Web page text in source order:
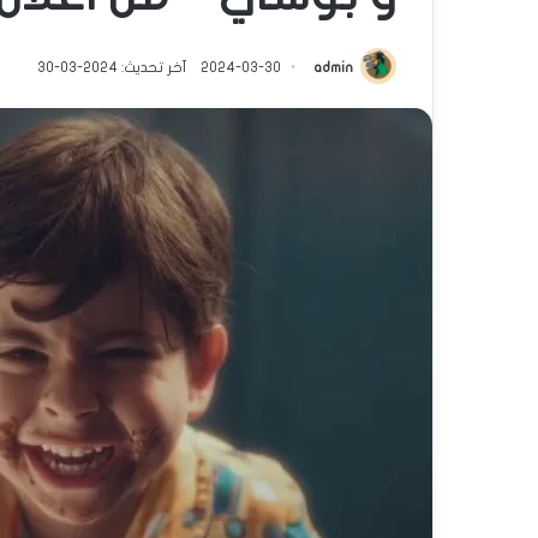
admin
2024-03-30 آخر تحديث: 2024-03-30